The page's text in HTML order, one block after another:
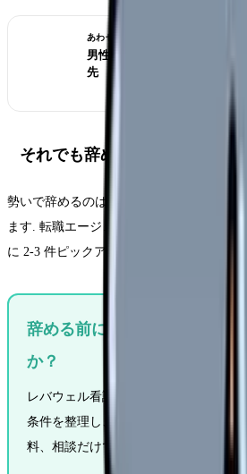
あわせて読みたい
男性看護師の転職｜女性主体
先
それでも辞めるなら「次」を
勢いで辞めるのは危険. 空白期間ができる
ます. 転職エージェントで「第二新卒受け
に 2-3 件ピックアップしておきましょう.
辞める前に「他の職場の条件
か？
レバウェル看護は看護師専門の転職サ
条件を整理し、あなたに合った職場を
料、相談だけでも OK.